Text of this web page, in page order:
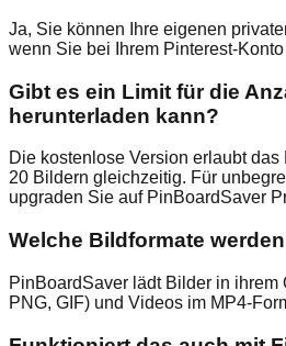
Ja, Sie können Ihre eigenen
wenn Sie bei Ihrem Pinterest-
Gibt es ein Limit für die
herunterladen kann?
Die kostenlose Version erlaubt
20 Bildern gleichzeitig. Für
upgraden Sie auf PinBoardSaver
Welche Bildformate
PinBoardSaver lädt Bilder in ihrem
PNG, GIF) und Videos im MP4-